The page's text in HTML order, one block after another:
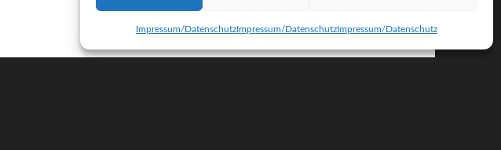
Impressum/DatenschutzImpressum/DatenschutzImpressum/Datenschutz